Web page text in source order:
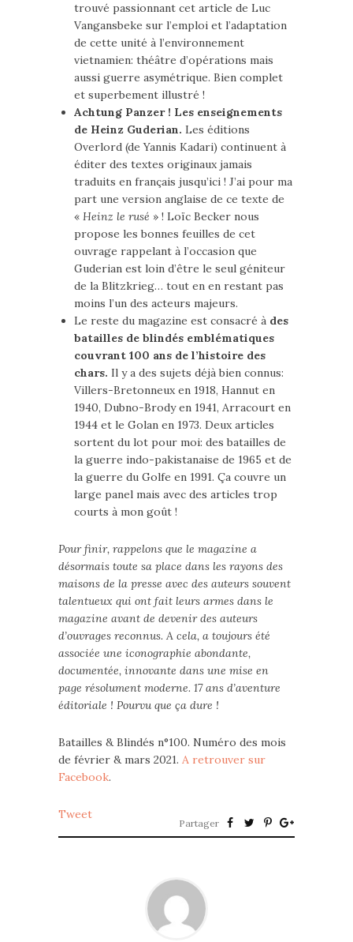
trouvé passionnant cet article de Luc
Vangansbeke sur l’emploi et l’adaptation
de cette unité à l’environnement
vietnamien: théâtre d’opérations mais
aussi guerre asymétrique. Bien complet
et superbement illustré !
Achtung Panzer ! Les enseignements
de Heinz Guderian. Les éditions
Overlord (de Yannis Kadari) continuent à
éditer des textes originaux jamais
traduits en français jusqu’ici ! J’ai pour ma
part une version anglaise de ce texte de
« Heinz le rusé » ! Loïc Becker nous
propose les bonnes feuilles de cet
ouvrage rappelant à l’occasion que
Guderian est loin d’être le seul géniteur
de la Blitzkrieg… tout en en restant pas
moins l’un des acteurs majeurs.
Le reste du magazine est consacré à des
batailles de blindés emblématiques
couvrant 100 ans de l’histoire des
chars. Il y a des sujets déjà bien connus:
Villers-Bretonneux en 1918, Hannut en
1940, Dubno-Brody en 1941, Arracourt en
1944 et le Golan en 1973. Deux articles
sortent du lot pour moi: des batailles de
la guerre indo-pakistanaise de 1965 et de
la guerre du Golfe en 1991. Ça couvre un
large panel mais avec des articles trop
courts à mon goût !
Pour finir, rappelons que le magazine a
désormais toute sa place dans les rayons des
maisons de la presse avec des auteurs souvent
talentueux qui ont fait leurs armes dans le
magazine avant de devenir des auteurs
d’ouvrages reconnus. A cela, a toujours été
associée une iconographie abondante,
documentée, innovante dans une mise en
page résolument moderne. 17 ans d’aventure
éditoriale ! Pourvu que ça dure !
Batailles & Blindés n°100. Numéro des mois
de février & mars 2021. A retrouver sur
Facebook.
Tweet
Partager